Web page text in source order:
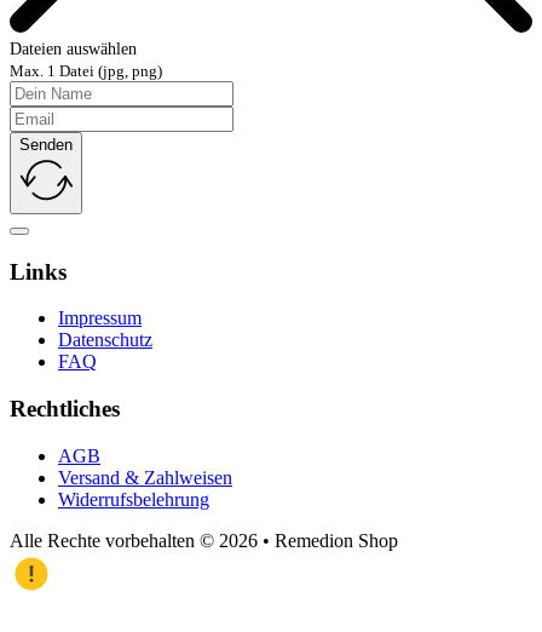
Dateien auswählen
Max. 1 Datei (jpg, png)
Senden
Links
Impressum
Datenschutz
FAQ
Rechtliches
AGB
Versand & Zahlweisen
Widerrufs­belehrung
Alle Rechte vorbehalten © 2026 • Remedion Shop